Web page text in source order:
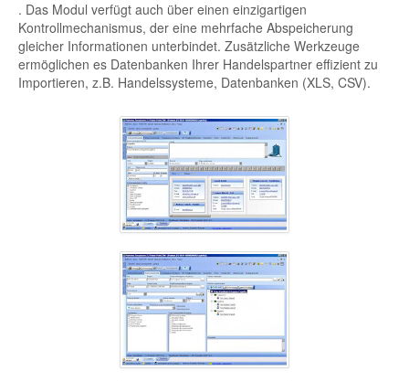
. Das Modul verfügt auch über einen einzigartigen
Kontrollmechanismus, der eine mehrfache Abspeicherung
gleicher Informationen unterbindet. Zusätzliche Werkzeuge
ermöglichen es Datenbanken Ihrer Handelspartner effizient zu
Importieren, z.B. Handelssysteme, Datenbanken (XLS, CSV).